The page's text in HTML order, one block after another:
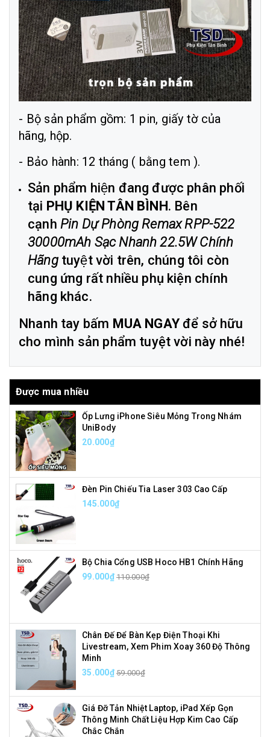
- Bộ sản phẩm gồm: 1 pin, giấy tờ của
hãng, hộp.
- Bảo hành: 12 tháng ( bằng tem ).
Sản phẩm hiện đang được phân phối
tại PHỤ KIỆN TÂN BÌNH. Bên
cạnh Pin Dự Phòng Remax RPP-522
30000mAh Sạc Nhanh 22.5W Chính
Hãngtuyệt vời trên, chúng tôi còn
cung ứng rất nhiều phụ kiện chính
hãng khác.
Nhanh tay bấm MUA NGAYđể sở hữu
cho mình sản phẩm tuyệt vời này nhé!
Được mua nhiều
Ốp Lưng iPhone Siêu Mỏng Trong Nhám
UniBody
20.000₫
Đèn Pin Chiếu Tia Laser 303 Cao Cấp
145.000₫
Bộ Chia Cổng USB Hoco HB1 Chính Hãng
99.000₫ 110.000₫
Chân Đế Để Bàn Kẹp Điện Thoại Khi
Livestream, Xem Phim Xoay 360 Độ Thông
Minh
35.000₫ 59.000₫
Giá Đỡ Tản Nhiệt Laptop, iPad Xếp Gọn
Thông Minh Chất Liệu Hợp Kim Cao Cấp
Chắc Chắn